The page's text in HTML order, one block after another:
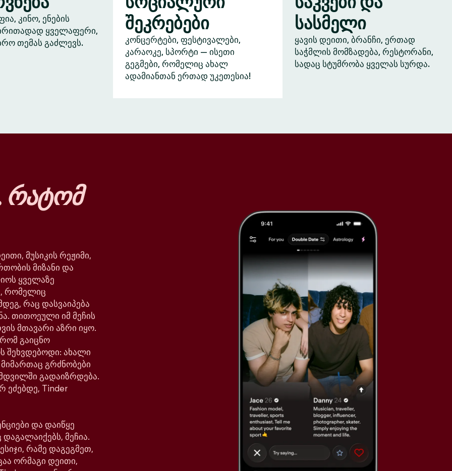
კინო, ენების
ყველაფერი,
თემას გაძლევს.
შეკრებები
კონცერტები, ფესტივალები,
კარაოკე, სპორტი — ისეთი
გეგმები, რომელიც ახალ
ადამიანთან ერთად უკეთესია!
სასმელი
ყავის დეითი, ბრანჩი, ერთად
საჭმლის მომზადება, რესტორანი,
სადაც სტუმრობა ყველას სურდა.
რატომ
მუსიკის რეჟიმი,
მიზანი და
ყველაზე
რომელიც
რაც დასვაიპება
თითოეული იმ მეჩის
მთავარი აზრი იყო.
გაიცნო
შეხვდებოდი: ახალი
გრძნობები
გადაიზრდება.
ეძებდე, Tinder
და დაიწყე
მეჩია.
რამე დაგეგმეთ,
ორმაგი დეითი,